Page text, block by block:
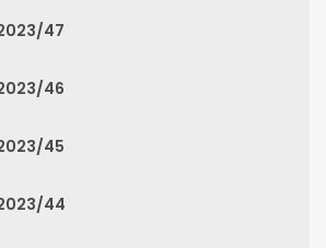
47
46
45
44